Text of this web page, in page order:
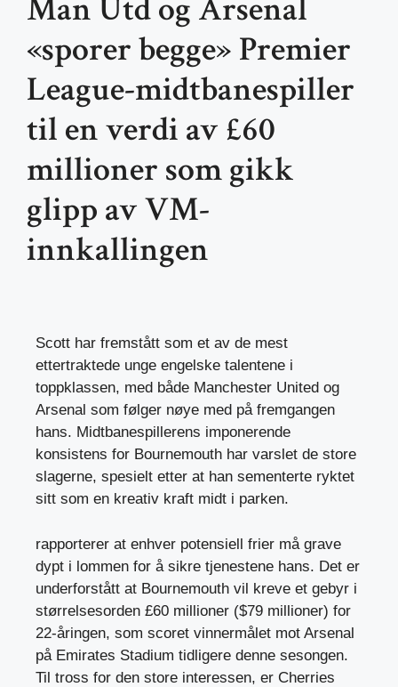
Man Utd og Arsenal
«sporer begge» Premier
League-midtbanespiller
til en verdi av £60
millioner som gikk
glipp av VM-
innkallingen
Scott har fremstått som et av de mest
ettertraktede unge engelske talentene i
toppklassen, med både Manchester United og
Arsenal som følger nøye med på fremgangen
hans. Midtbanespillerens imponerende
konsistens for Bournemouth har varslet de store
slagerne, spesielt etter at han sementerte ryktet
sitt som en kreativ kraft midt i parken.
rapporterer at enhver potensiell frier må grave
dypt i lommen for å sikre tjenestene hans. Det er
underforstått at Bournemouth vil kreve et gebyr i
størrelsesorden £60 millioner ($79 millioner) for
22-åringen, som scoret vinnermålet mot Arsenal
på Emirates Stadium tidligere denne sesongen.
Til tross for den store interessen, er Cherries